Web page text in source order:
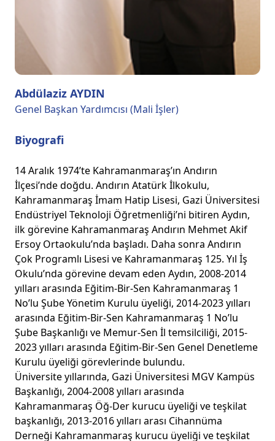
Abdülaziz AYDIN
Genel Başkan Yardımcısı (Mali İşler)
Biyografi
14 Aralık 1974’te Kahramanmaraş’ın Andırın
İlçesi’nde doğdu. Andırın Atatürk İlkokulu,
Kahramanmaraş İmam Hatip Lisesi, Gazi Üniversitesi
Endüstriyel Teknoloji Öğretmenliği’ni bitiren Aydın,
ilk görevine Kahramanmaraş Andırın Mehmet Akif
Ersoy Ortaokulu’nda başladı. Daha sonra Andırın
Çok Programlı Lisesi ve Kahramanmaraş 125. Yıl İş
Okulu’nda görevine devam eden Aydın, 2008-2014
yılları arasında Eğitim-Bir-Sen Kahramanmaraş 1
No’lu Şube Yönetim Kurulu üyeliği, 2014-2023 yılları
arasında Eğitim-Bir-Sen Kahramanmaraş 1 No’lu
Şube Başkanlığı ve Memur-Sen İl temsilciliği, 2015-
2023 yılları arasında Eğitim-Bir-Sen Genel Denetleme
Kurulu üyeliği görevlerinde bulundu.
Üniversite yıllarında, Gazi Üniversitesi MGV Kampüs
Başkanlığı, 2004-2008 yılları arasında
Kahramanmaraş Öğ-Der kurucu üyeliği ve teşkilat
başkanlığı, 2013-2016 yılları arası Cihannüma
Derneği Kahramanmaraş kurucu üyeliği ve teşkilat